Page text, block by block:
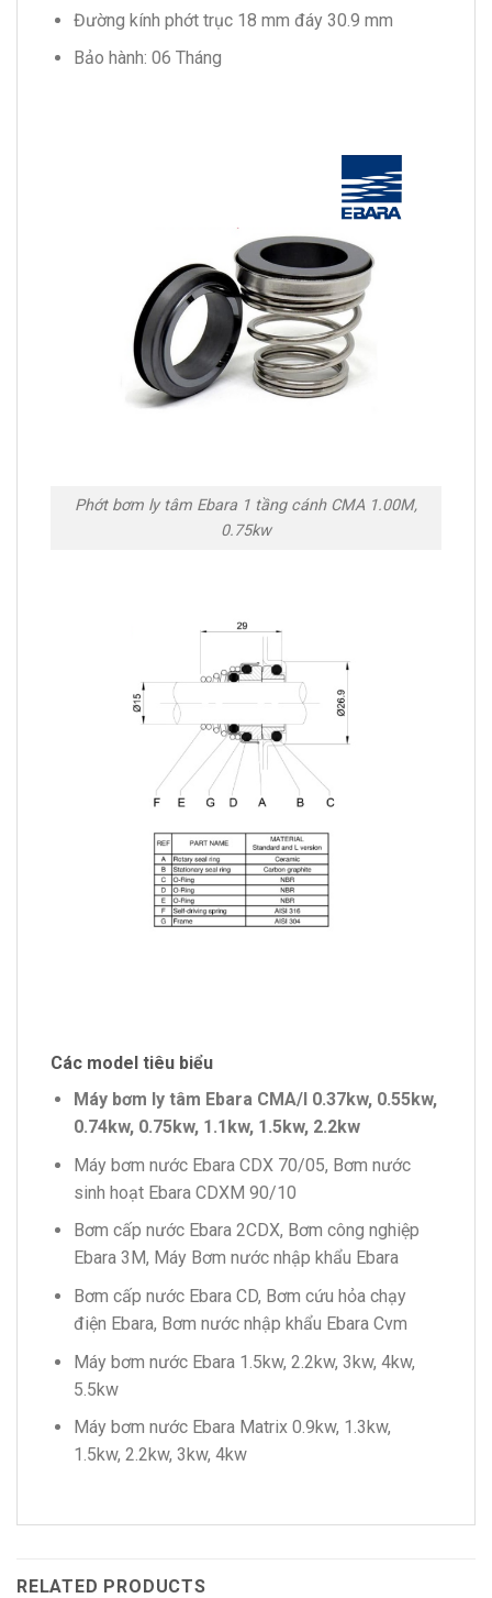
Đường kính phớt trục 18 mm đáy 30.9 mm
Bảo hành: 06 Tháng
Phớt bơm ly tâm Ebara 1 tầng cánh CMA 1.00M,
0.75kw
Các model tiêu biểu
Máy bơm ly tâm Ebara CMA/I 0.37kw, 0.55kw,
0.74kw, 0.75kw, 1.1kw, 1.5kw, 2.2kw
Máy bơm nước Ebara CDX 70/05, Bơm nước
sinh hoạt Ebara CDXM 90/10
Bơm cấp nước Ebara 2CDX, Bơm công nghiệp
Ebara 3M, Máy Bơm nước nhập khẩu Ebara
Bơm cấp nước Ebara CD, Bơm cứu hỏa chạy
điện Ebara, Bơm nước nhập khẩu Ebara Cvm
Máy bơm nước Ebara 1.5kw, 2.2kw, 3kw, 4kw,
5.5kw
Máy bơm nước Ebara Matrix 0.9kw, 1.3kw,
1.5kw, 2.2kw, 3kw, 4kw
RELATED PRODUCTS